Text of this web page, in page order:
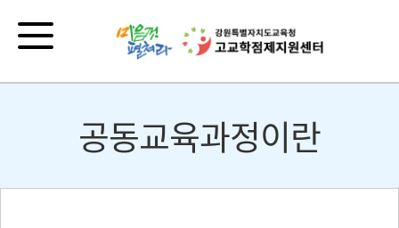
공동교육과정이란